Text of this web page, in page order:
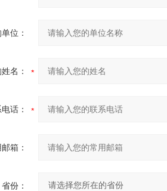
位：
名：
话：
箱：
省份：